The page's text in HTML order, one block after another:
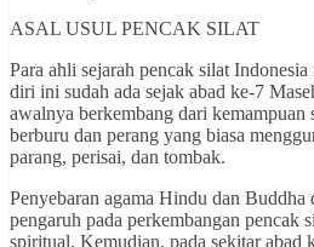
ASAL USUL PENCAK SILAT
Para ahli sejarah pencak silat
diri ini sudah ada sejak abad ke-7
awalnya berkembang dari kemampuan
berburu dan perang yang biasa
parang, perisai, dan tombak.
Penyebaran agama Hindu dan Buddha
pengaruh pada perkembangan pencak
spiritual. Kemudian, pada sekitar abad